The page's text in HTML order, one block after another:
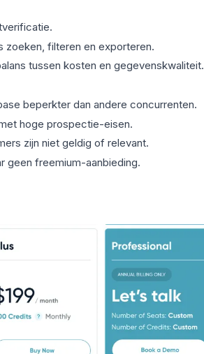
zoeken, filteren en exporteren.
tussen kosten en gegevenskwaliteit.
beperkter dan andere concurrenten.
hoge prospectie-eisen.
zijn niet geldig of relevant.
geen freemium-aanbieding.